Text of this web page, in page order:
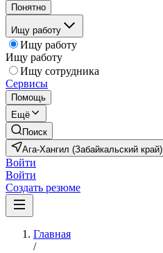
Понятно
Ищу работу
Ищу работу
Ищу работу
Ищу сотрудника
Сервисы
Помощь
Ещё
Поиск
Ага-Хангил (Забайкальский край)
Войти
Войти
Создать резюме
Главная
/